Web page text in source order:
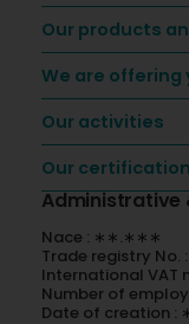
Our products
We are offering
Our activities
Our
Administrative
Nace : ∗∗.∗∗∗
Trade registry
International
Number of
Date of